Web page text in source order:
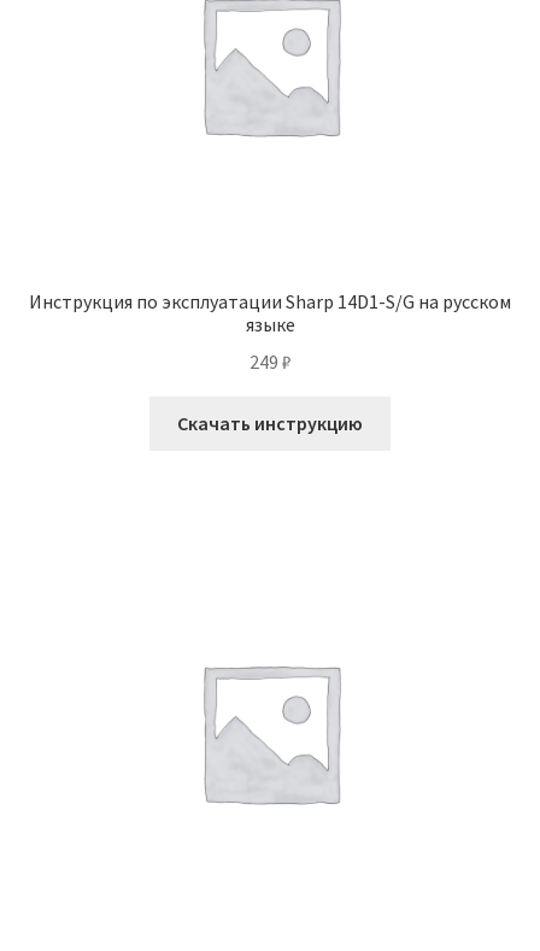
Инструкция по эксплуатации Sharp 14D1-S/G на русском
языке
249 ₽
Скачать инструкцию